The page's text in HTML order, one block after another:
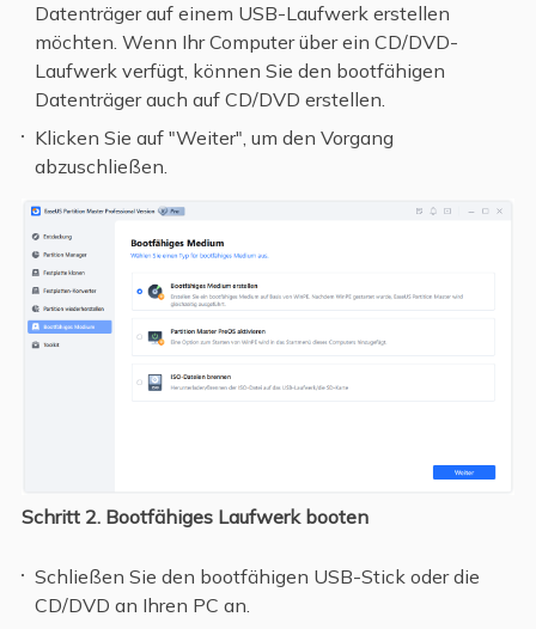
Datenträger auf einem USB-Laufwerk erstellen
möchten. Wenn Ihr Computer über ein CD/DVD-
Laufwerk verfügt, können Sie den bootfähigen
Datenträger auch auf CD/DVD erstellen.
Klicken Sie auf "Weiter", um den Vorgang
abzuschließen.
Schritt 2. Bootfähiges Laufwerk booten
Schließen Sie den bootfähigen USB-Stick oder die
CD/DVD an Ihren PC an.